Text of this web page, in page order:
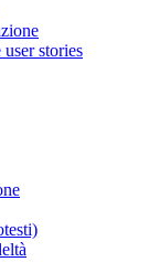
stories